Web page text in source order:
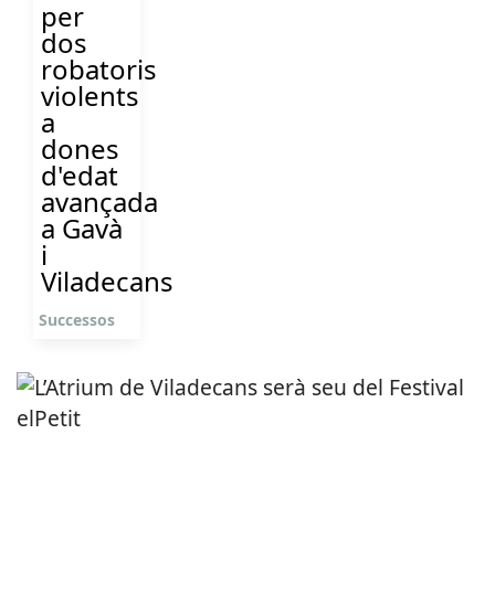
per
dos
robatoris
violents
a
dones
d'edat
avançada
a Gavà
i
Viladecans
Successos